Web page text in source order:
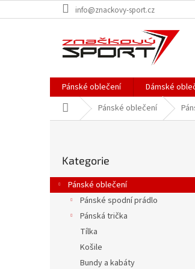
na
info@znackovy-sport.cz
Pánské oblečení Dámské
Domů Pánské oblečení
r
a
kategorie
Kategorie
Pánské oblečení
Pánské spodní prádlo
Pánská trička
Tílka
Košile
Bundy a kabáty